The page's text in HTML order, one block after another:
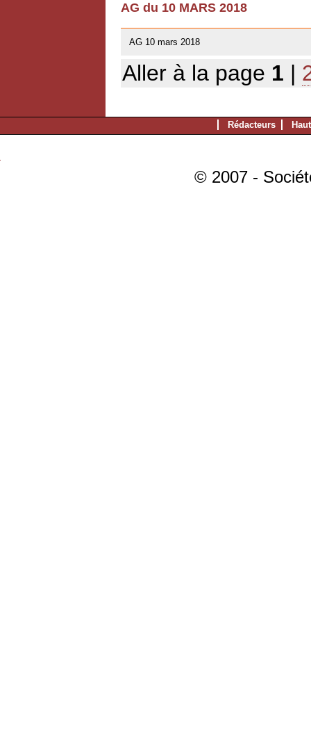
AG du 10 MARS 2018
AG 10 mars 2018
Aller à la page 1 |
Rédacteurs
© 2007 -